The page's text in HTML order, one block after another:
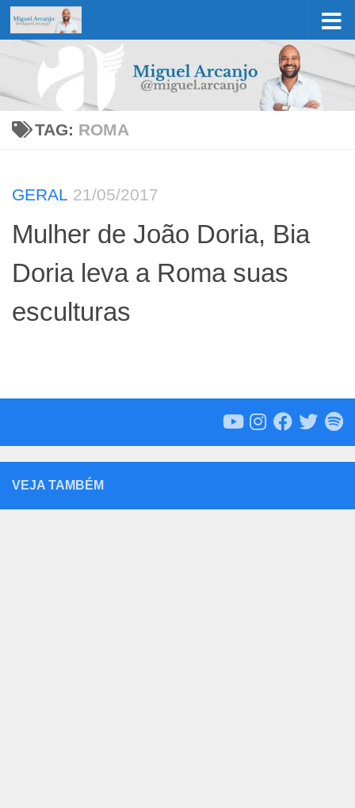
Skip to content
TAG: ROMA
GERAL 21/05/2017
Mulher de João Doria, Bia
Doria leva a Roma suas
esculturas
VEJA TAMBÉM